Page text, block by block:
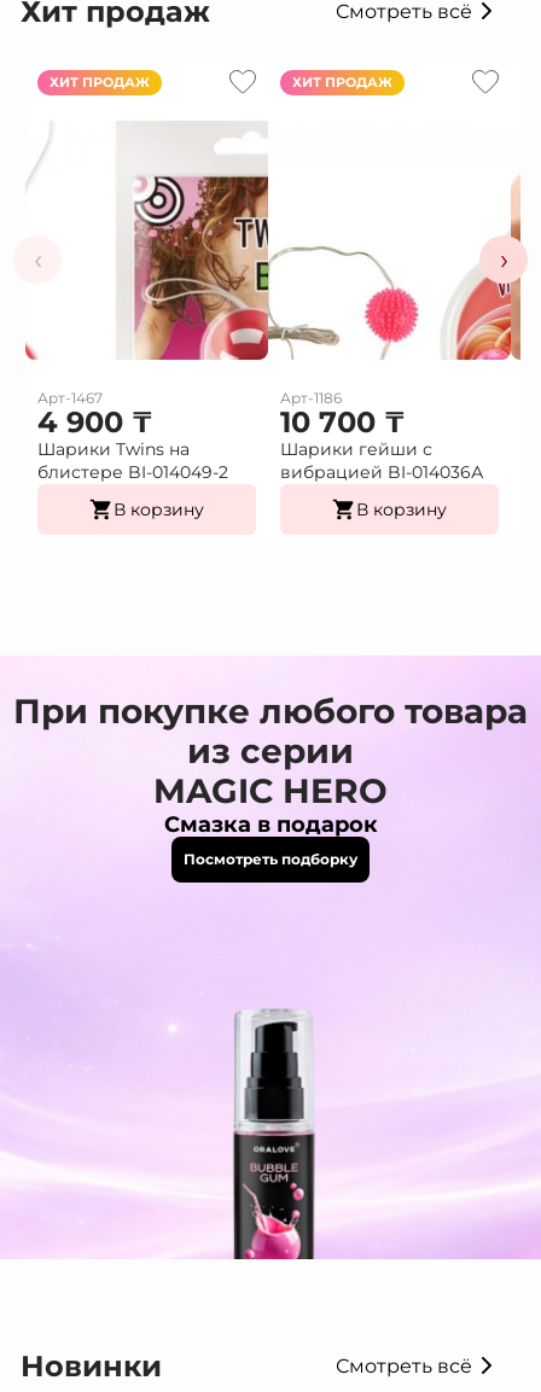
Хит продаж Смотреть всё
‹
ХИТ ПРОДАЖ
Арт-1467
4 900 ₸
Шарики Twins на
блистере BI-014049-2
В корзину
ХИТ ПРОДАЖ
Арт-1186
10 700 ₸
Шарики гейши с
вибрацией BI-014036А
В корзину
›
При покупке любого товара
из серии
MAGIC HERO
Смазка в подарок
Посмотреть подборку
Новинки Смотреть всё